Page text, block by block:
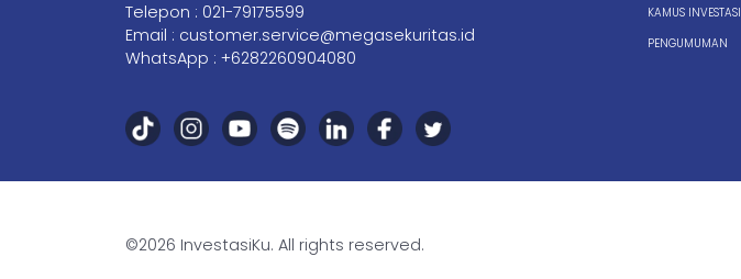
Telepon : 021-79175599
Email : customer.service@megasekuritas.id
WhatsApp : +6282260904080
KAMUS INVESTASI
PENGUMUMAN
©2026 InvestasiKu. All rights reserved.